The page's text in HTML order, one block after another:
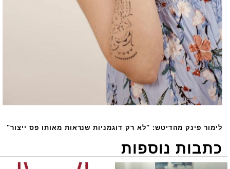
לימור פינק מהדיטש: "לא רק דוגמניות שנראות מאותו פס ייצור"
כתבות נוספות